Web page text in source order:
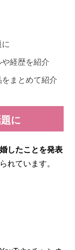
経歴を紹介
まとめて紹介
に
したことを発表
れています。